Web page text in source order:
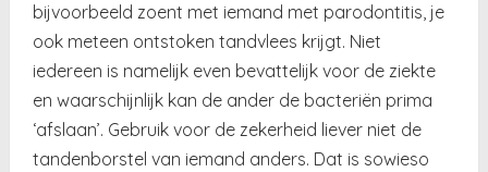
bijvoorbeeld zoent met iemand met parodontitis, je
ook meteen ontstoken tandvlees krijgt. Niet
iedereen is namelijk even bevattelijk voor de ziekte
en waarschijnlijk kan de ander de bacteriën prima
‘afslaan’. Gebruik voor de zekerheid liever niet de
tandenborstel van iemand anders. Dat is sowieso